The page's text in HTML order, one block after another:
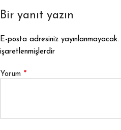
Bir yanıt yazın
E-posta adresiniz yayınlanmayacak.
işaretlenmişlerdir
Yorum *